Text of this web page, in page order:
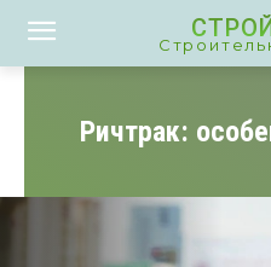
Ричтрак: